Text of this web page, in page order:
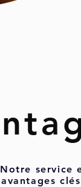
Notre service
avantages